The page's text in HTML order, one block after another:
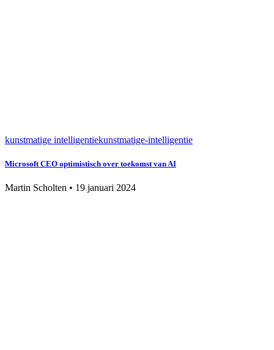
kunstmatige intelligentiekunstmatige-intelligentie
Microsoft CEO optimistisch over toekomst van AI
Martin Scholten • 19 januari 2024